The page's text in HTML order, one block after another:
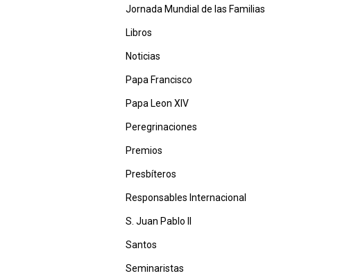
Jornada Mundial de las Familias
Libros
Noticias
Papa Francisco
Papa Leon XIV
Peregrinaciones
Premios
Presbíteros
Responsables Internacional
S. Juan Pablo II
Santos
Seminaristas